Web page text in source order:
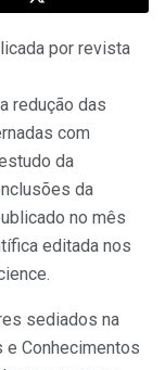
por revista
redução das
com
da
da
no mês
editada nos
sediados na
e Conhecimentos